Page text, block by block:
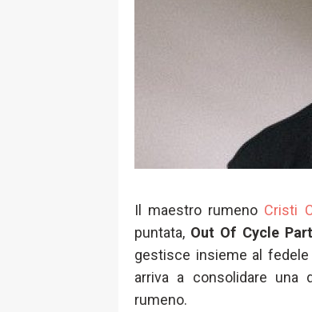
Il maestro rumeno Cristi
puntata, Out Of Cycle
gestisce insieme al fedele
arriva a consolidare una
rumeno.